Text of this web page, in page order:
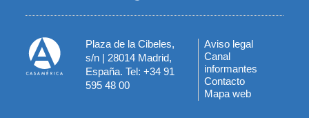
Plaza de la Cibeles,
s/n | 28014 Madrid,
España. Tel: +34 91
595 48 00
Menú
del
pie
Aviso legal
Canal
informantes
Contacto
Mapa web